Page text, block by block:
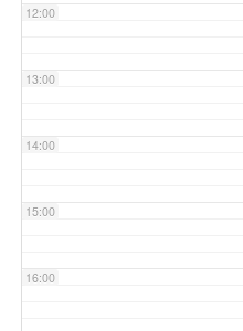
12:00
13:00
14:00
15:00
16:00